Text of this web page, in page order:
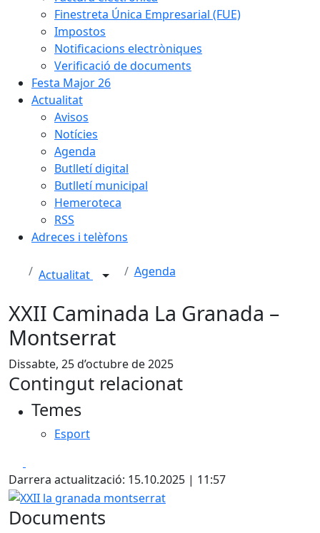
Finestreta Única Empresarial (FUE)
Impostos
Notificacions electròniques
Verificació de documents
Festa Major 26
Actualitat
Avisos
Notícies
Agenda
Butlletí digital
Butlletí municipal
Hemeroteca
RSS
Adreces i telèfons
Actualitat Agenda
XXII Caminada La Granada –
Montserrat
Dissabte, 25 d’octubre de 2025
Contingut relacionat
Temes
Esport
Darrera actualització: 15.10.2025 | 11:57
XXII la granada montserrat
Documents